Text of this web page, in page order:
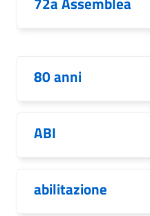
80 anni
ABI
abilitazione